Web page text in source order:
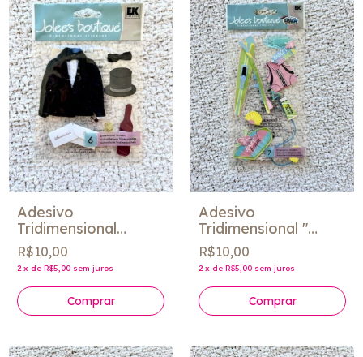
Adesivo
Tridimensional
"Groom" - Jolee´s
R$10,00
2 x de R$5,00 sem juros
Adesivo
Tridimensional "
Water Ski" - Jolee´s
R$10,00
2 x de R$5,00 sem juros